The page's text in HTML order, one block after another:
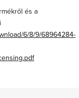
és a
6/8/9/68964284-